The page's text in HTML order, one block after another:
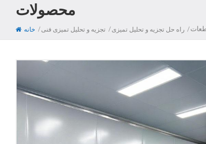
محصولات
خانه / تجزیه و تحلیل تمیزی فنی / راه حل تجزیه و تحلیل تمیزی /